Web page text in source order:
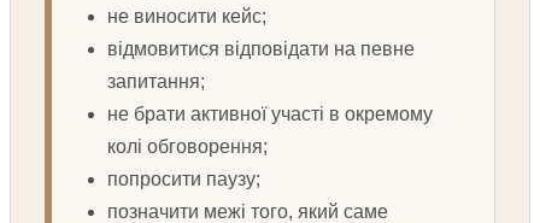
не виносити кейс;
відмовитися відповідати на певне
запитання;
не брати активної участі в окремому
колі обговорення;
попросити паузу;
позначити межі того, який саме